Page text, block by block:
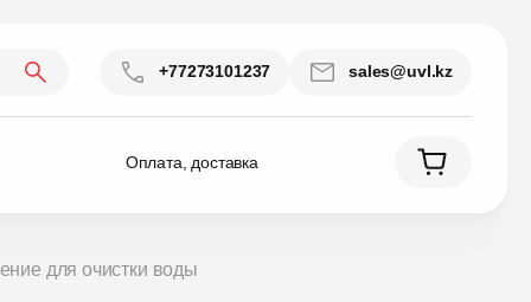
+77273101237 sales@uvl.kz
Оплата, доставка
для очистки воды